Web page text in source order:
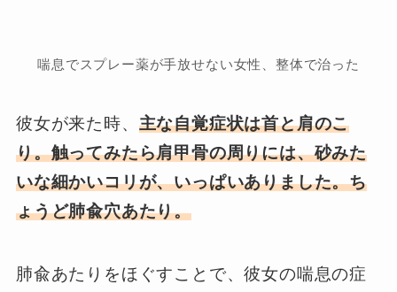
喘息でスプレー薬が手放せない女性、整体で治った
彼女が来た時、 主な自覚症状は首と肩のこ
り。触ってみたら肩甲骨の周りには、砂みた
いな細かいコリが、いっぱいありました。ち
ょうど肺兪穴あたり。
肺兪あたりをほぐすことで、彼女の喘息の症